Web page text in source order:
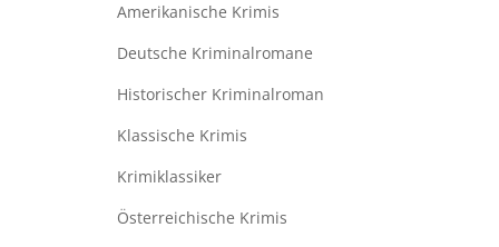
Amerikanische Krimis
Deutsche Kriminalromane
Historischer Kriminalroman
Klassische Krimis
Krimiklassiker
Österreichische Krimis